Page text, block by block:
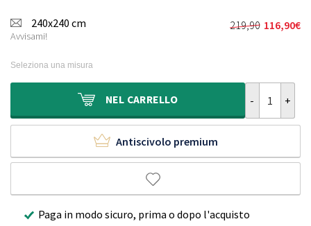
240x240 cm
Avvisami!
219,90
Il
219,90€.
116,90€
Il
116,90€.
Seleziona una misura
NEL CARRELLO
Antiscivolo premium
Paga in modo sicuro, prima o dopo l'acquisto